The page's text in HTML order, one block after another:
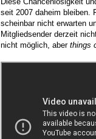
seit 2007 daheim bleiben.
scheinbar nicht erwarten
Mitgliedsender derzeit
nicht möglich, aber things